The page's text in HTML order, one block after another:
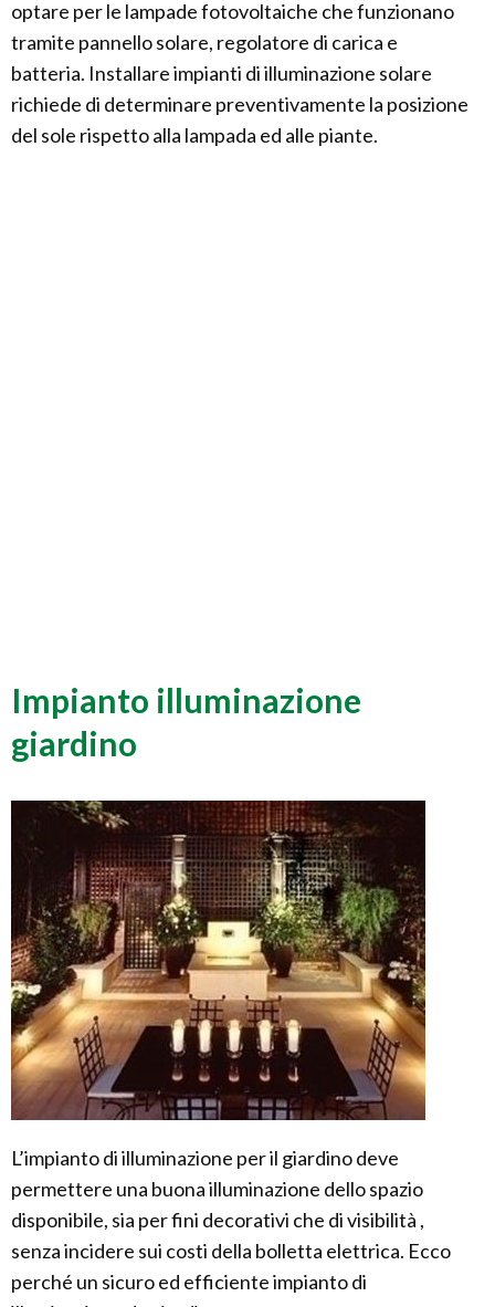
optare per le lampade fotovoltaiche che funzionano
tramite pannello solare, regolatore di carica e
batteria. Installare impianti di illuminazione solare
richiede di determinare preventivamente la posizione
del sole rispetto alla lampada ed alle piante.
Impianto illuminazione
giardino
L’impianto di illuminazione per il giardino deve
permettere una buona illuminazione dello spazio
disponibile, sia per fini decorativi che di visibilità ,
senza incidere sui costi della bolletta elettrica. Ecco
perché un sicuro ed efficiente impianto di